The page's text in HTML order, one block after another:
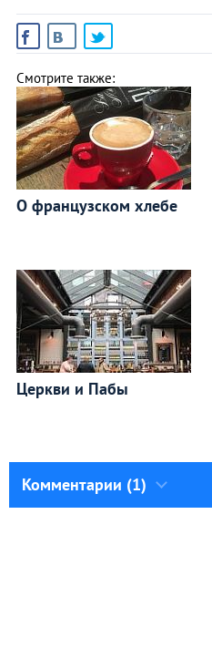
Смотрите также:
О французском хлебе
Церкви и Пабы
Комментарии (1)